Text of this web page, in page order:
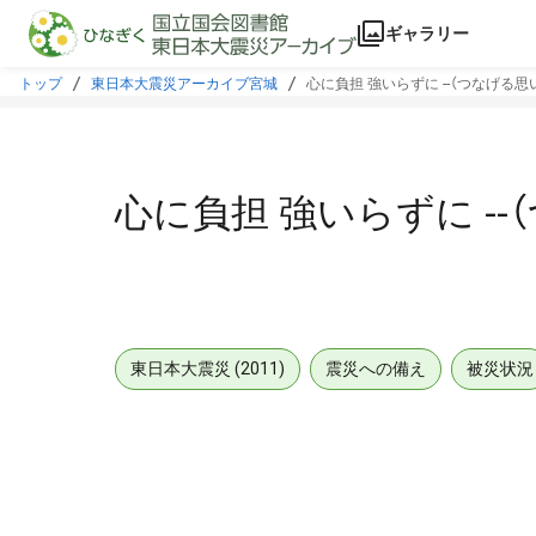
本文に飛ぶ
ギャラリー
トップ 東日本大震災アーカイブ宮城 心に負担 強いらずに --（つなげる思
心に負担 強いらずに --（
東日本大震災 (2011) 震災への備え 被災状況